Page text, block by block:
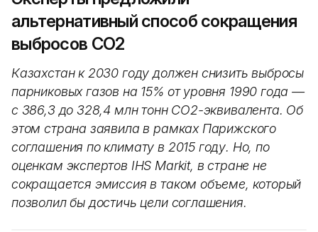
альтернативный способ сокращения
выбросов CO2
Казахстан к 2030 году должен снизить выбросы
парниковых газов на 15% от уровня 1990 года —
с 386,3 до 328,4 млн тонн CO2-эквивалента. Об
этом страна заявила в рамках Парижского
соглашения по климату в 2015 году. Но, по
оценкам экспертов IHS Markit, в стране не
сокращается эмиссия в таком объеме, который
позволил бы достичь цели соглашения.